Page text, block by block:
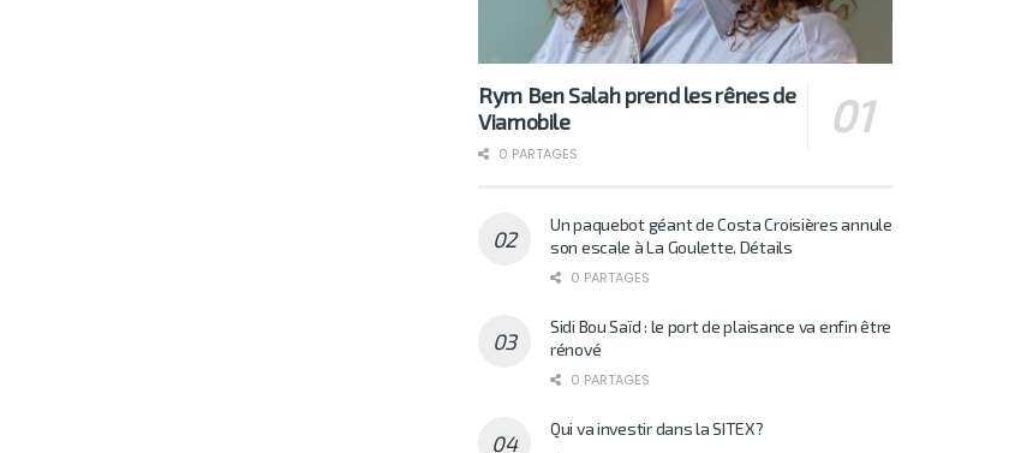
Rym Ben Salah prend les rênes de
Viamobile
0 PARTAGES
Un paquebot géant de Costa Croisières annule
son escale à La Goulette. Détails
0 PARTAGES
Sidi Bou Saïd : le port de plaisance va enfin être
rénové
0 PARTAGES
Qui va investir dans la SITEX?